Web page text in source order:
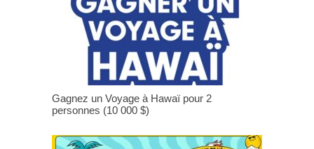
Gagnez un Voyage à Hawaï pour 2
personnes (10 000 $)